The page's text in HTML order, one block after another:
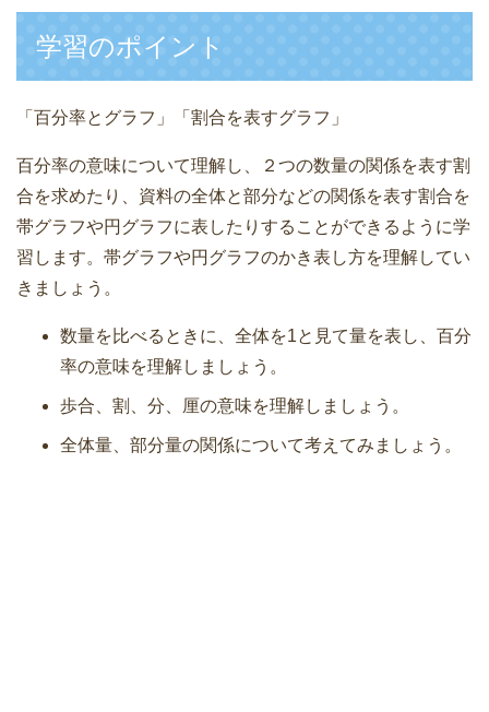
c
e
b
o
o
k
tt
er
ail p
e
e
学習のポイント
「百分率とグラフ」「割合を表すグラフ」
百分率の意味について理解し、２つの数量の関係を表す割
合を求めたり、資料の全体と部分などの関係を表す割合を
帯グラフや円グラフに表したりすることができるように学
習します。帯グラフや円グラフのかき表し方を理解してい
きましょう。
数量を比べるときに、全体を1と見て量を表し、百分
率の意味を理解しましょう。
歩合、割、分、厘の意味を理解しましょう。
全体量、部分量の関係について考えてみましょう。